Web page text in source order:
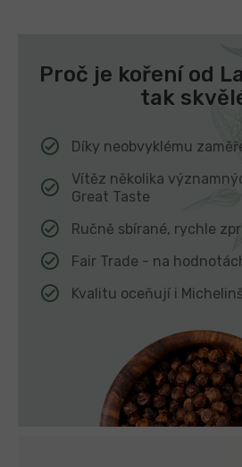
Proč je koření od
tak
Díky neobvyklému
Vítěz několika
Great Taste
Ručně sbírané, rychle
Fair Trade - na
Kvalitu oceňují i